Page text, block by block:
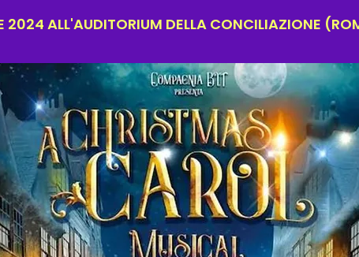
2024 ALL'AUDITORIUM DELLA CONCILIAZIONE